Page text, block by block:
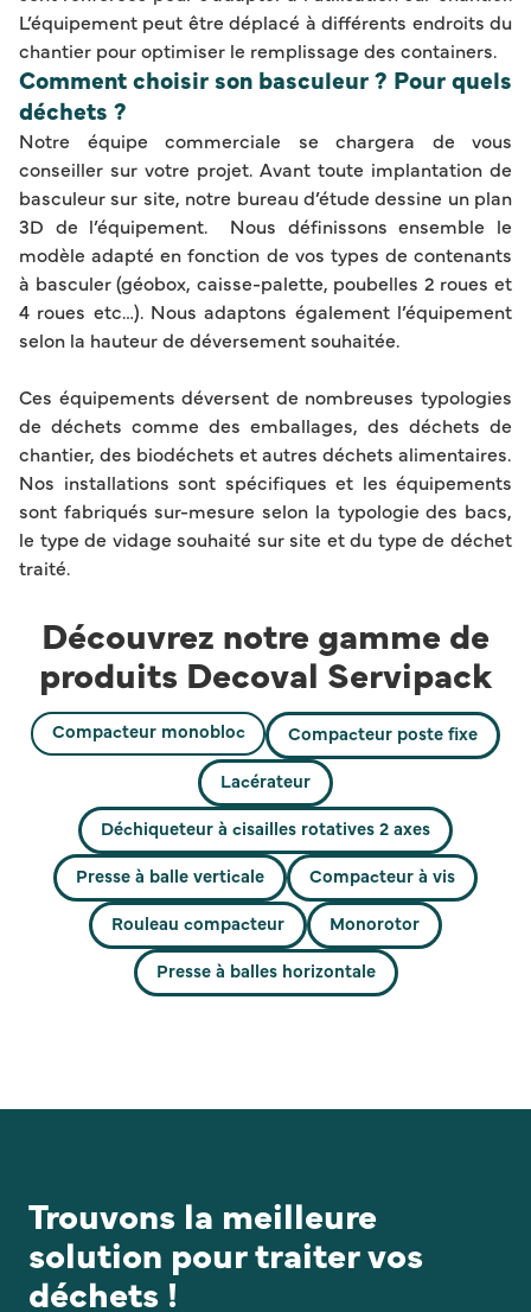
L’équipement peut être déplacé à différents endroits du
chantier pour optimiser le remplissage des containers.
Comment choisir son basculeur ? Pour quels
déchets ?
Notre équipe commerciale se chargera de vous
conseiller sur votre projet. Avant toute implantation de
basculeur sur site, notre bureau d’étude dessine un plan
3D de l’équipement. Nous définissons ensemble le
modèle adapté en fonction de vos types de contenants
à basculer (géobox, caisse-palette, poubelles 2 roues et
4 roues etc…). Nous adaptons également l’équipement
selon la hauteur de déversement souhaitée.
Ces équipements déversent de nombreuses typologies
de déchets comme des emballages, des déchets de
chantier, des biodéchets et autres déchets alimentaires.
Nos installations sont spécifiques et les équipements
sont fabriqués sur-mesure selon la typologie des bacs,
le type de vidage souhaité sur site et du type de déchet
traité.
Découvrez notre gamme de
produits Decoval Servipack
Compacteur monobloc
Compacteur poste fixe
Lacérateur
Déchiqueteur à cisailles rotatives 2 axes
Presse à balle verticale
Compacteur à vis
Rouleau compacteur
Monorotor
Presse à balles horizontale
Trouvons la meilleure
solution pour traiter vos
déchets !